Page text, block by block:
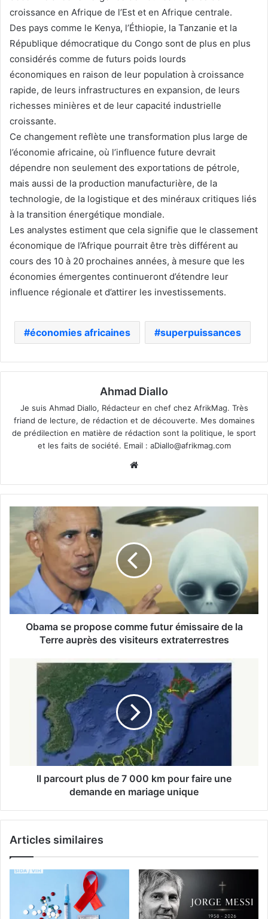
croissance en Afrique de l’Est et en Afrique centrale.
Des pays comme le Kenya, l’Éthiopie, la Tanzanie et la
République démocratique du Congo sont de plus en plus
considérés comme de futurs poids lourds
économiques en raison de leur population à croissance
rapide, de leurs infrastructures en expansion, de leurs
richesses minières et de leur capacité industrielle
croissante.
Ce changement reflète une transformation plus large de
l’économie africaine, où l’influence future devrait
dépendre non seulement des exportations de pétrole,
mais aussi de la production manufacturière, de la
technologie, de la logistique et des minéraux critiques liés
à la transition énergétique mondiale.
Les analystes estiment que cela signifie que le classement
économique de l’Afrique pourrait être très différent au
cours des 10 à 20 prochaines années, à mesure que les
économies émergentes continueront d’étendre leur
influence régionale et d’attirer les investissements.
économies africaines superpuissances
Ahmad Diallo
Je suis Ahmad Diallo, Rédacteur en chef chez AfrikMag. Très
friand de lecture, de rédaction et de découverte. Mes domaines
de prédilection en matière de rédaction sont la politique, le sport
et les faits de société. Email : aDiallo@afrikmag.com
Obama se propose comme futur émissaire de la
Terre auprès des visiteurs extraterrestres
Il parcourt plus de 7 000 km pour faire une
demande en mariage unique
Articles similaires